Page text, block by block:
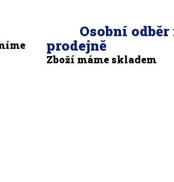
Osobní odběr
prodejně
Zboží máme skladem